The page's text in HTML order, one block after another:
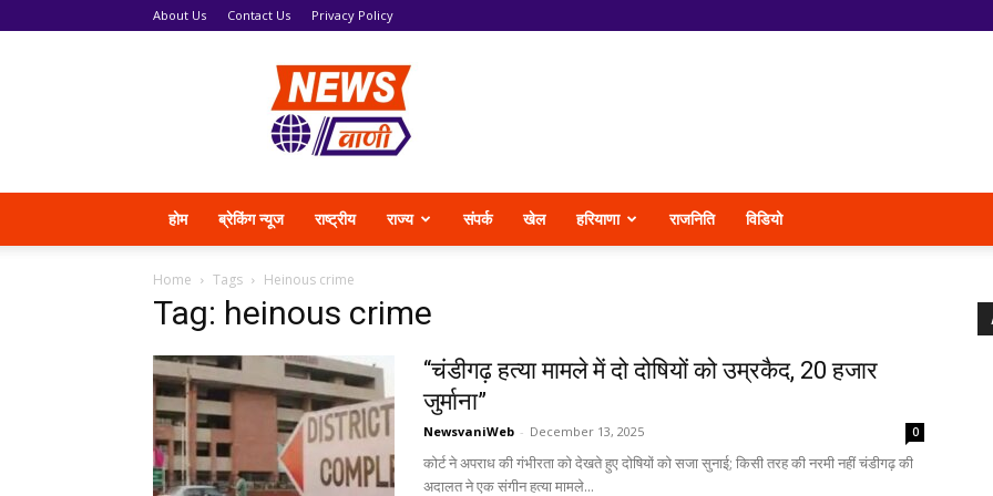
About Us Contact Us Privacy Policy
News
Vani
होम ब्रेकिंग न्यूज राष्ट्रीय राज्य संपर्क खेल हरियाणा राजनिति विडियो
Home Tags Heinous crime
Tag: heinous crime
“चंडीगढ़ हत्या मामले में दो दोषियों को उम्रकैद, 20 हजार
जुर्माना”
NewsvaniWeb - December 13, 2025 0
कोर्ट ने अपराध की गंभीरता को देखते हुए दोषियों को सजा सुनाई; किसी तरह की नरमी नहीं चंडीगढ़ की
अदालत ने एक संगीन हत्या मामले...